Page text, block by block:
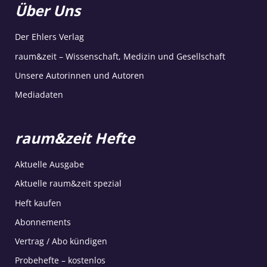
Über Uns
Der Ehlers Verlag
raum&zeit – Wissenschaft, Medizin und Gesellschaft
Unsere Autorinnen und Autoren
Mediadaten
raum&zeit Hefte
Aktuelle Ausgabe
Aktuelle raum&zeit spezial
Heft kaufen
Abonnements
Vertrag / Abo kündigen
Probehefte – kostenlos